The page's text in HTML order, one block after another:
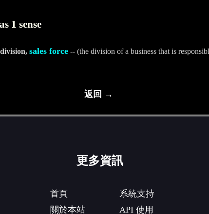
1 sense
sales force-- (the division of a business that is
返回 →
更多資訊
首頁
關於本站
系統支持
API 使用